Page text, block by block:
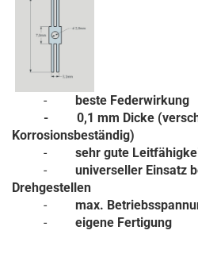
- beste Federwirkung
- 0,1 mm Dicke
Korrosionsbeständig)
- sehr gute
- universeller Einsatz
Drehgestellen
- max.
- eigene Fertigung